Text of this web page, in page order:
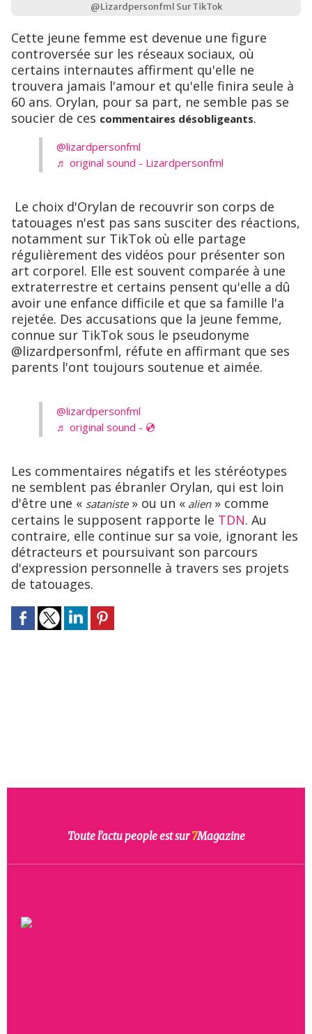
@Lizardpersonfml Sur TikTok
Cette jeune femme est devenue une figure
controversée sur les réseaux sociaux, où
certains internautes affirment qu'elle ne
trouvera jamais l'amour et qu'elle finira seule à
60 ans. Orylan, pour sa part, ne semble pas se
soucier de ces commentaires désobligeants.
@lizardpersonfml
♬ original sound - Lizardpersonfml
Le choix d'Orylan de recouvrir son corps de
tatouages n'est pas sans susciter des réactions,
notamment sur TikTok où elle partage
régulièrement des vidéos pour présenter son
art corporel. Elle est souvent comparée à une
extraterrestre et certains pensent qu'elle a dû
avoir une enfance difficile et que sa famille l'a
rejetée. Des accusations que la jeune femme,
connue sur TikTok sous le pseudonyme
@lizardpersonfml, réfute en affirmant que ses
parents l'ont toujours soutenue et aimée.
@lizardpersonfml
♬ original sound - 💿
Les commentaires négatifs et les stéréotypes
ne semblent pas ébranler Orylan, qui est loin
d'être une « sataniste» ou un « alien» comme
certains le supposent rapporte le TDN. Au
contraire, elle continue sur sa voie, ignorant les
détracteurs et poursuivant son parcours
d'expression personnelle à travers ses projets
de tatouages.
Toute l’actu people est sur7Magazine